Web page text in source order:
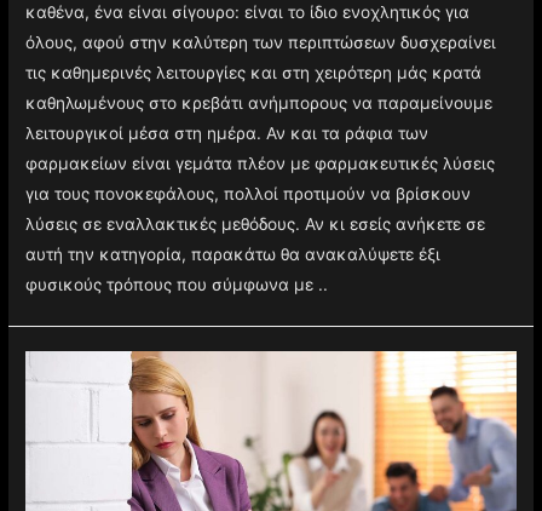
καθένα, ένα είναι σίγουρο: είναι το ίδιο ενοχλητικός για
όλους, αφού στην καλύτερη των περιπτώσεων δυσχεραίνει
τις καθημερινές λειτουργίες και στη χειρότερη μάς κρατά
καθηλωμένους στο κρεβάτι ανήμπορους να παραμείνουμε
λειτουργικοί μέσα στη ημέρα. Αν και τα ράφια των
φαρμακείων είναι γεμάτα πλέον με φαρμακευτικές λύσεις
για τους πονοκεφάλους, πολλοί προτιμούν να βρίσκουν
λύσεις σε εναλλακτικές μεθόδους. Αν κι εσείς ανήκετε σε
αυτή την κατηγορία, παρακάτω θα ανακαλύψετε έξι
φυσικούς τρόπους που σύμφωνα με ..